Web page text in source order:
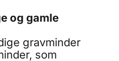
og gamle
gravminder
som